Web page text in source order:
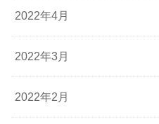
2022年4月
2022年3月
2022年2月